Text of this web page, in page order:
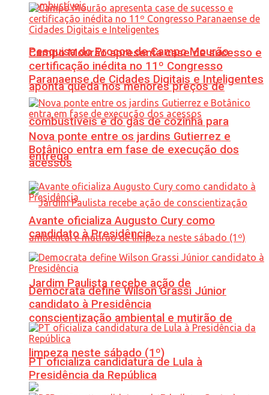
Pesquisa do Procon de Campo Mourão
aponta queda nos menores preços de
combustíveis e do gás de cozinha para
entrega
Jardim Paulista recebe ação de
conscientização ambiental e mutirão de
limpeza neste sábado (1º)
Campo Mourão apresenta case de sucesso e
certificação inédita no 11º Congresso
Paranaense de Cidades Digitais e Inteligentes
Nova ponte entre os jardins Gutierrez e
Botânico entra em fase de execução dos
acessos
Avante oficializa Augusto Cury como
candidato à Presidência
Democrata define Wilson Grassi Júnior
candidato à Presidência
PT oficializa candidatura de Lula à
Presidência da República